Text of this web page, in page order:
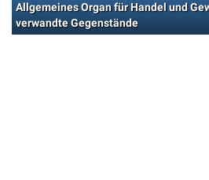
Allgemeines Organ für Handel und
verwandte Gegenstände